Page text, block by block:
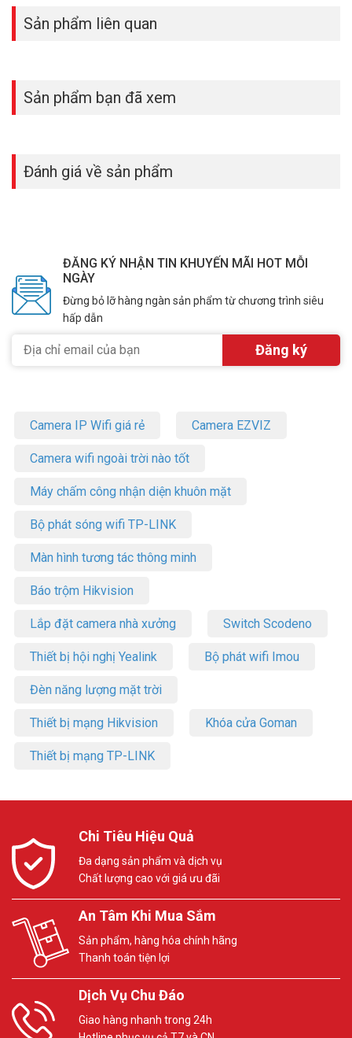
Để cập nhật thông tin giá bán Converter Quang 1 cổng RJ45 1G xin
vui lòng liên hệ HOTLINE1900.9259
khảo thêm thông tin tại
Sản phẩm liên quan
Sản phẩm bạn đã xem
Đánh giá về sản phẩm
ĐĂNG KÝ NHẬN TIN KHUYẾN MÃI HOT MỖI
NGÀY
Đừng bỏ lỡ hàng ngàn sản phẩm từ chương trình siêu
hấp dẫn
Camera IP Wifi giá rẻ Camera EZVIZ
Camera wifi ngoài trời nào tốt
Máy chấm công nhận diện khuôn mặt
Bộ phát sóng wifi TP-LINK
Màn hình tương tác thông minh
Báo trộm Hikvision
Lắp đặt camera nhà xưởng Switch Scodeno
Thiết bị hội nghị Yealink Bộ phát wifi Imou
Đèn năng lượng mặt trời
Thiết bị mạng Hikvision Khóa cửa Goman
Thiết bị mạng TP-LINK
Chi Tiêu Hiệu Quả
Đa dạng sản phẩm và dịch vụ
Chất lượng cao với giá ưu đãi
An Tâm Khi Mua Sắm
Sản phẩm, hàng hóa chính hãng
Thanh toán tiện lợi
Dịch Vụ Chu Đáo
Giao hàng nhanh trong 24h